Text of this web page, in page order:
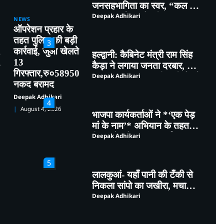
NEWS
ऑपरेशन प्रहार के
तहत पुलिस की बड़ी
कार्रवाई, जुआ खेलते
13
गिरफ्तार,रु०58950
नकद बरामद
Deepak Adhikari
August 4, 2026
व्यापक मंथन
3
कैड़ा ने लगाया जनता दरबार, मौके
पर सुनीं समस्याएं, अधिकारियों को
दिए सख्त निर्देश
Deepak Adhikari
4
मां के नाम’* अभियान के तहत
किया पौधारोपण तथा पर्यावरण
संरक्षण का लिया संकल्प
Deepak Adhikari
निकला सांपो का जखीरा, मचा
हड़कंप।
Deepak Adhikari